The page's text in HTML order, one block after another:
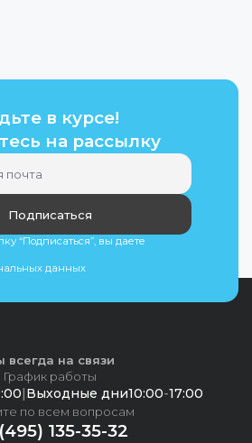
в курсе!
на рассылку
Подписаться
“Подписаться”, вы даете
данных
всегда на связи
График работы
Выходные дни10:00-17:00
по всем вопросам
135-35-32